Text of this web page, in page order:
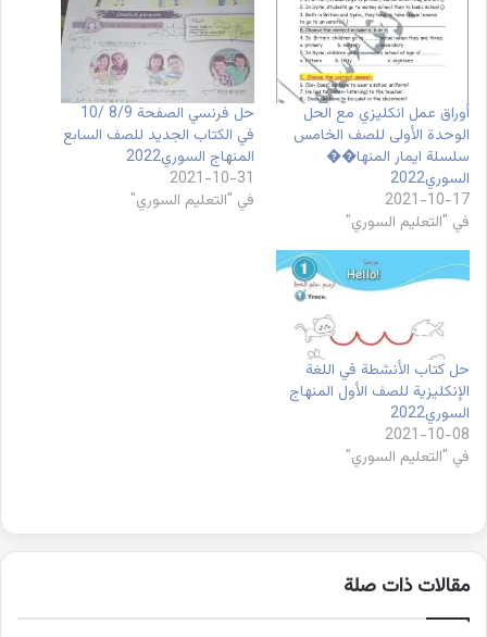
أوراق عمل انكليزي مع الحل
الوحدة الأولى للصف الخامس
سلسلة ايمار المنها��
السوري2022
2021-10-17
في "التعليم السوري"
حل فرنسي الصفحة 8/9 /10
في الكتاب الجديد للصف السابع
المنهاج السوري2022
2021-10-31
في "التعليم السوري"
حل كتاب الأنشطة في اللغة
الإنكليزية للصف الأول المنهاج
السوري2022
2021-10-08
في "التعليم السوري"
مقالات ذات صلة